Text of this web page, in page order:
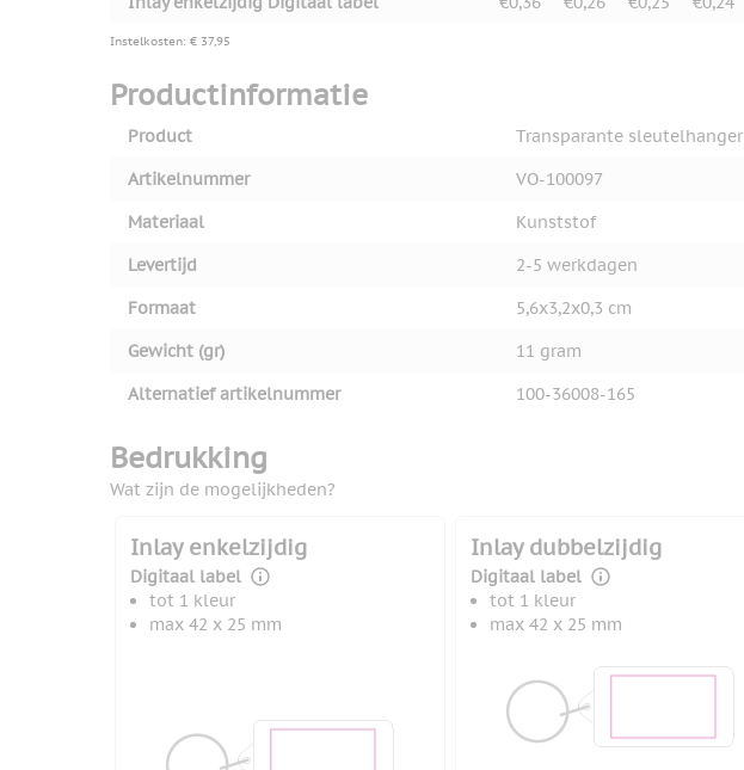
Instelkosten: € 37,95
Productinformatie
Product
Transparante sleutelhanger
Artikelnummer
VO-100097
Materiaal
Kunststof
Levertijd
2-5 werkdagen
Formaat
5,6x3,2x0,3 cm
Gewicht (gr)
11 gram
Alternatief artikelnummer
100-36008-165
Bedrukking
Wat zijn de mogelijkheden?
Inlay enkelzijdig
Digitaal label
tot 1 kleur
max 42 x 25 mm
Inlay dubbelzijdig
Digitaal label
tot 1 kleur
max 42 x 25 mm